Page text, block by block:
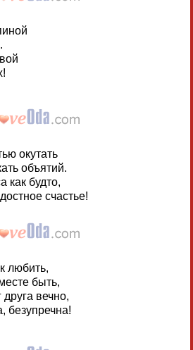
окутать
объятий.
как будто,
счастье!
любить,
быть,
вечно,
безупречна!